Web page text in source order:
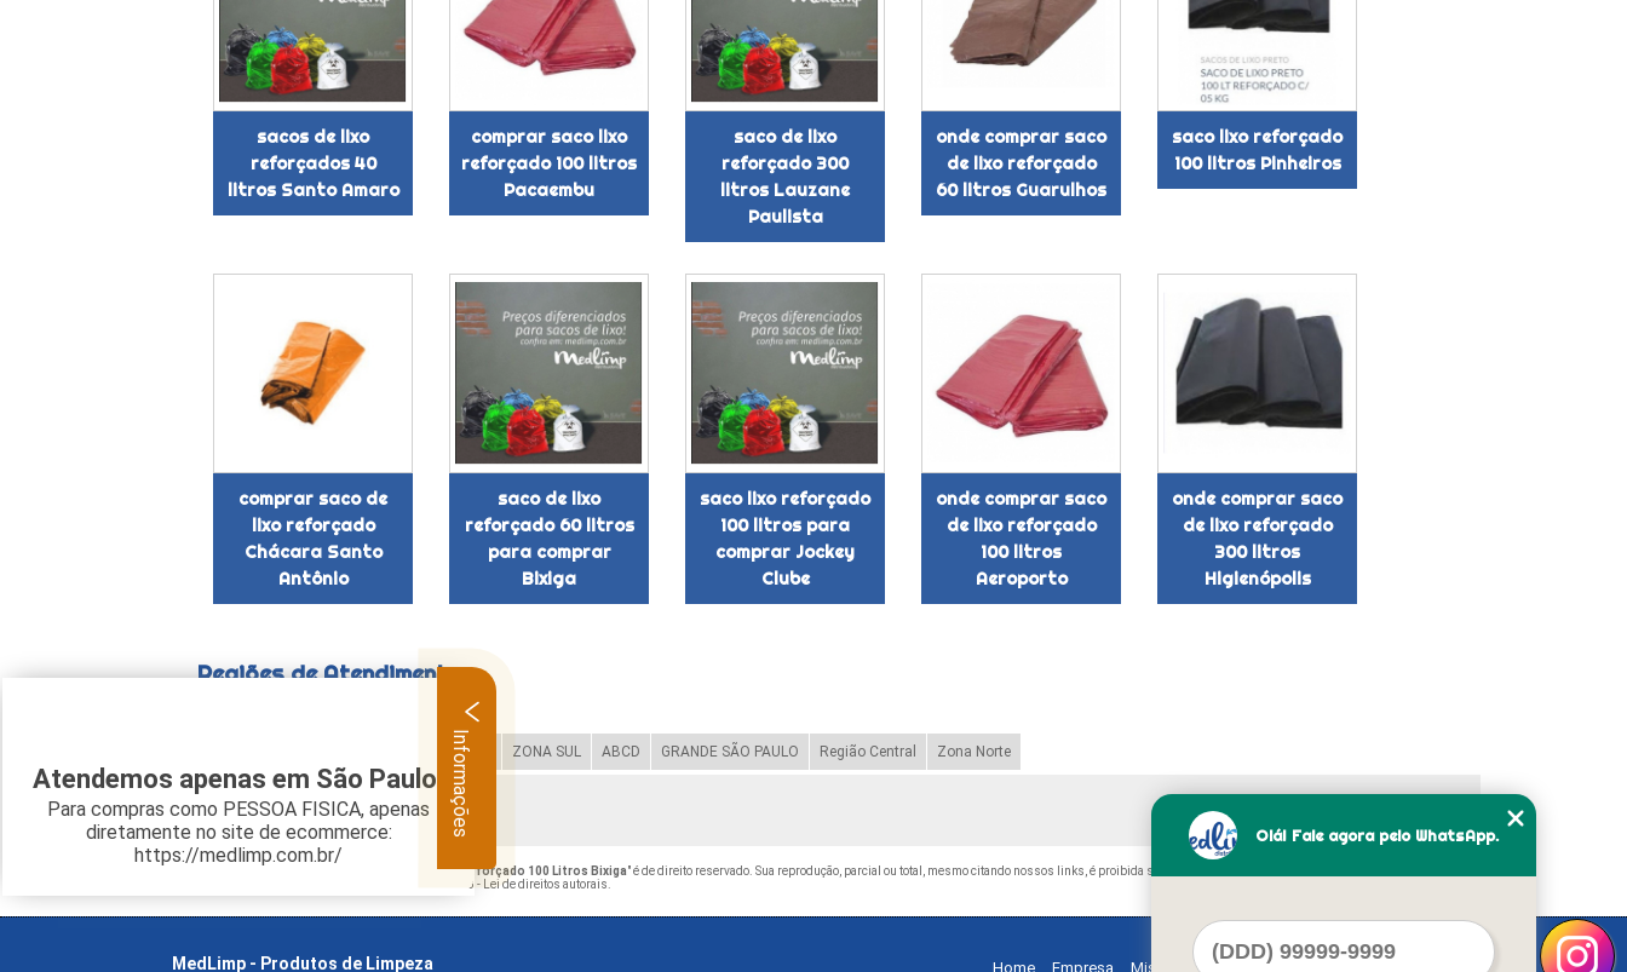
sacos de lixo
reforçados 40
litros Santo Amaro
comprar saco lixo
reforçado 100 litros
Pacaembu
saco de lixo
reforçado 300
litros Lauzane
Paulista
onde comprar saco
de lixo reforçado
60 litros Guarulhos
saco lixo reforçado
100 litros Pinheiros
comprar saco de
lixo reforçado
Chácara Santo
Antônio
saco de lixo
reforçado 60 litros
para comprar
Bixiga
saco lixo reforçado
100 litros para
comprar Jockey
Clube
onde comprar saco
de lixo reforçado
100 litros
Aeroporto
onde comprar saco
de lixo reforçado
300 litros
Higienópolis
Regiões de Atendimento
ZONA OESTE ZONA SUL ABCD GRANDE SÃO PAULO Região Central Zona Norte
Verifique as regiões que atendemos
Onde Comprar Saco Lixo Reforçado 100 Litros Bixiga" é de direito reservado. Sua reprodução, parcial ou total, mesmo citando nossos links, é proibida sem a autorização do autor. Crime de violação de direito
Lei 9610/98 - Lei de direitos autorais
MedLimp - Produtos de Limpeza Home Empresa Missão Serviços
Olá! Fale agora pelo WhatsApp.
Atendemos apenas em São Paulo.
Para compras como PESSOA FISICA, apenas
diretamente no site de ecommerce:
https://medlimp.com.br/
Informações